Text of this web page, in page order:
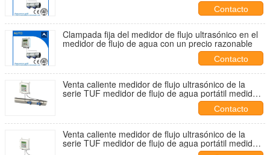
Contacto
Clampada fija del medidor de flujo ultrasónico en el
medidor de flujo de agua con un precio razonable
Contacto
Venta caliente medidor de flujo ultrasónico de la
serie TUF medidor de flujo de agua portátil medidor
Contacto
Venta caliente medidor de flujo ultrasónico de la
serie TUF medidor de flujo de agua portátil medidor